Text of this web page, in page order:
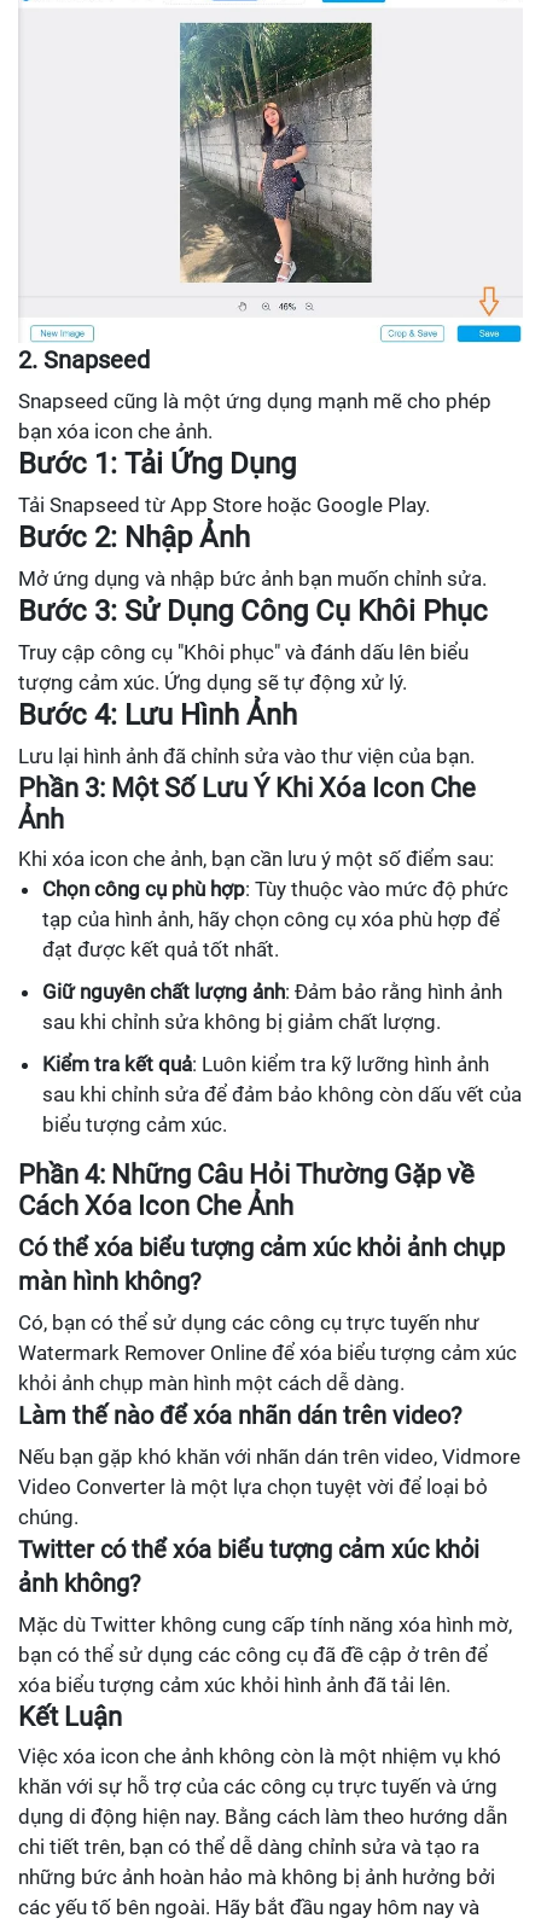
2. Snapseed
Snapseed cũng là một ứng dụng mạnh mẽ cho phép
bạn xóa icon che ảnh.
Bước 1: Tải Ứng Dụng
Tải Snapseed từ App Store hoặc Google Play.
Bước 2: Nhập Ảnh
Mở ứng dụng và nhập bức ảnh bạn muốn chỉnh sửa.
Bước 3: Sử Dụng Công Cụ Khôi Phục
Truy cập công cụ "Khôi phục" và đánh dấu lên biểu
tượng cảm xúc. Ứng dụng sẽ tự động xử lý.
Bước 4: Lưu Hình Ảnh
Lưu lại hình ảnh đã chỉnh sửa vào thư viện của bạn.
Phần 3: Một Số Lưu Ý Khi Xóa Icon Che
Ảnh
Khi xóa icon che ảnh, bạn cần lưu ý một số điểm sau:
Chọn công cụ phù hợp: Tùy thuộc vào mức độ phức
tạp của hình ảnh, hãy chọn công cụ xóa phù hợp để
đạt được kết quả tốt nhất.
Giữ nguyên chất lượng ảnh: Đảm bảo rằng hình ảnh
sau khi chỉnh sửa không bị giảm chất lượng.
Kiểm tra kết quả: Luôn kiểm tra kỹ lưỡng hình ảnh
sau khi chỉnh sửa để đảm bảo không còn dấu vết của
biểu tượng cảm xúc.
Phần 4: Những Câu Hỏi Thường Gặp về
Cách Xóa Icon Che Ảnh
Có thể xóa biểu tượng cảm xúc khỏi ảnh chụp
màn hình không?
Có, bạn có thể sử dụng các công cụ trực tuyến như
Watermark Remover Online để xóa biểu tượng cảm xúc
khỏi ảnh chụp màn hình một cách dễ dàng.
Làm thế nào để xóa nhãn dán trên video?
Nếu bạn gặp khó khăn với nhãn dán trên video, Vidmore
Video Converter là một lựa chọn tuyệt vời để loại bỏ
chúng.
Twitter có thể xóa biểu tượng cảm xúc khỏi
ảnh không?
Mặc dù Twitter không cung cấp tính năng xóa hình mờ,
bạn có thể sử dụng các công cụ đã đề cập ở trên để
xóa biểu tượng cảm xúc khỏi hình ảnh đã tải lên.
Kết Luận
Việc xóa icon che ảnh không còn là một nhiệm vụ khó
khăn với sự hỗ trợ của các công cụ trực tuyến và ứng
dụng di động hiện nay. Bằng cách làm theo hướng dẫn
chi tiết trên, bạn có thể dễ dàng chỉnh sửa và tạo ra
những bức ảnh hoàn hảo mà không bị ảnh hưởng bởi
các yếu tố bên ngoài. Hãy bắt đầu ngay hôm nay và